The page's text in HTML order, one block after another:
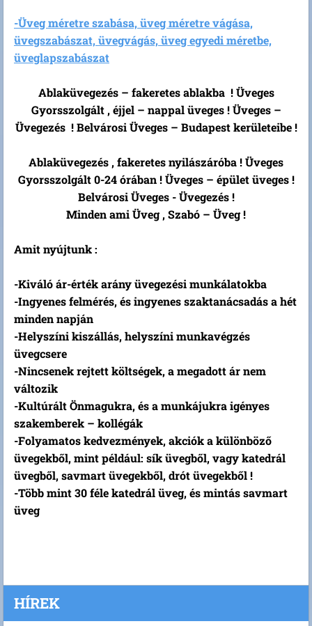
-Üveg méretre szabása, üveg méretre vágása,
üvegszabászat, üvegvágás, üveg egyedi méretbe,
üveglapszabászat
Ablaküvegezés – fakeretes ablakba ! Üveges
Gyorsszolgált , éjjel – nappal üveges ! Üveges –
Üvegezés !Belvárosi Üveges – Budapest kerületeibe !
Ablaküvegezés , fakeretes nyilászáróba ! Üveges
Gyorsszolgált 0-24 órában ! Üveges – épület üveges !
Belvárosi Üveges - Üvegezés !
Minden ami Üveg , Szabó – Üveg !
Amit nyújtunk :
-Kiváló ár-érték arány üvegezési munkálatokba
-Ingyenes felmérés, és ingyenes szaktanácsadás a hét
minden napján
-Helyszíni kiszállás, helyszíni munkavégzés
üvegcsere
-Nincsenek rejtett költségek, a megadott ár nem
változik
-Kultúrált Önmagukra, és a munkájukra igényes
szakemberek – kollégák
-Folyamatos kedvezmények, akciók a különböző
üvegekből, mint például: sík üvegből, vagy katedrál
üvegből, savmart üvegekből, drót üvegekből !
-Több mint 30 féle katedrál üveg, és mintás savmart
üveg
HÍREK